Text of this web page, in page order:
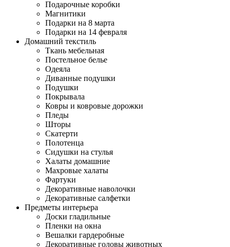
Подарочные коробки
Магнитики
Подарки на 8 марта
Подарки на 14 февраля
Домашний текстиль
Ткань мебельная
Постельное белье
Одеяла
Диванные подушки
Подушки
Покрывала
Ковры и ковровые дорожки
Пледы
Шторы
Скатерти
Полотенца
Сидушки на стулья
Халаты домашние
Махровые халаты
Фартуки
Декоративные наволочки
Декоративные салфетки
Предметы интерьера
Доски гладильные
Пленки на окна
Вешалки гардеробные
Декоративные головы животных